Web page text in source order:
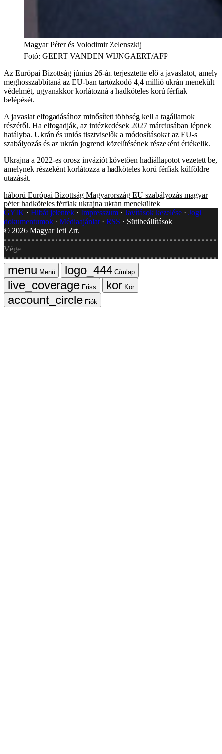
Magyar Péter és Volodimir Zelenszkij
Fotó: GEERT VANDEN WIJNGAERT/AFP
Az Európai Bizottság június 26-án terjesztette elő a javaslatot, amely
meghosszabbítaná az EU-ban tartózkodó 4,4 millió ukrán menekült
védelmét, ugyanakkor korlátozná a hadköteles korú férfiak
belépését.
A javaslat elfogadásához minősített többség kell a tagállamok
részéről. Ha elfogadják, az intézkedések 2027 márciusában lépnek
hatályba. Ukrán és uniós tisztviselők a módosításokat az EU-s
szabályozás és az ukrán jogrend közelítésének részeként értékelik.
Ukrajna a 2022-es orosz inváziót követően hadiállapotot vezetett be,
amelynek részeként korlátozza a hadköteles korú férfiak külföldre
utazását.
háború Európai Bizottság Magyarország EU szabályozás magyar
péter hadköteles férfiak ukrajna ukrán menekültek
GYIK
Hibát jelentek Impresszum Javítások kezelése
Jogi
dokumentumok
Médiaajánlat RSS
Sütibeállítások
© 2026 Magyar Jeti Zrt.
Vége
Menü
Címlap
Friss
Kör
Fiók